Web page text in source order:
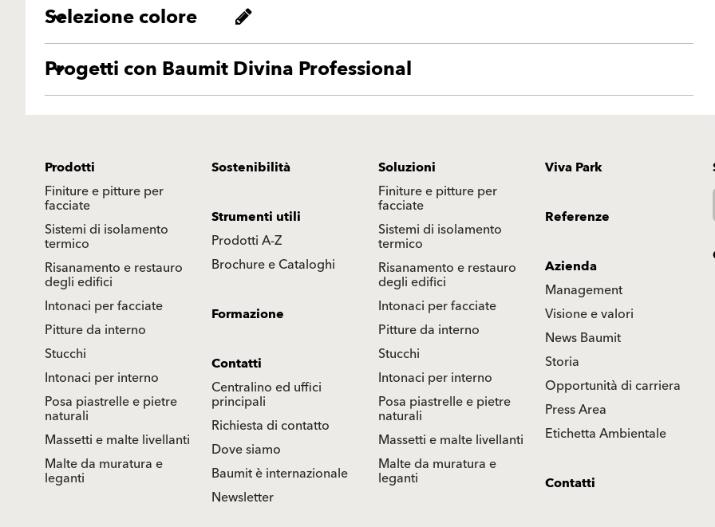
Selezione colore
Progetti con Baumit Divina Professional
Prodotti
Finiture e pitture per
facciate
Sistemi di isolamento
termico
Risanamento e restauro
degli edifici
Intonaci per facciate
Pitture da interno
Stucchi
Intonaci per interno
Posa piastrelle e pietre
naturali
Massetti e malte livellanti
Malte da muratura e
leganti
Sostenibilità
Soluzioni
Finiture e pitture per
facciate
Sistemi di isolamento
termico
Risanamento e restauro
degli edifici
Intonaci per facciate
Pitture da interno
Stucchi
Intonaci per interno
Posa piastrelle e pietre
naturali
Massetti e malte livellanti
Malte da muratura e
leganti
Viva Park
Strumenti utili
Prodotti A-Z
Brochure e Cataloghi
Referenze
Azienda
Management
Visione e valori
News Baumit
Storia
Opportunità di carriera
Press Area
Etichetta Ambientale
Formazione
Contatti
Centralino ed uffici
principali
Richiesta di contatto
Dove siamo
Baumit è internazionale
Newsletter
Contatti